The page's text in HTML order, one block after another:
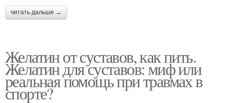
читать дальше →
Желатин от суставов, как пить.
Желатин для суставов: миф или
реальная помощь при травмах в
спорте?